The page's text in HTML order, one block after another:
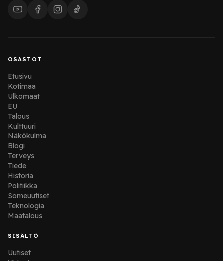
OSASTOT
Etusivu
Kotimaa
Ulkomaat
EU
Talous
Kulttuuri
Näkökulma
Blogi
Terveys
Tiede
Historia
Politiikka
Someuutiset
Teknologia
Maatalous
SISÄLTÖ
Uutiset